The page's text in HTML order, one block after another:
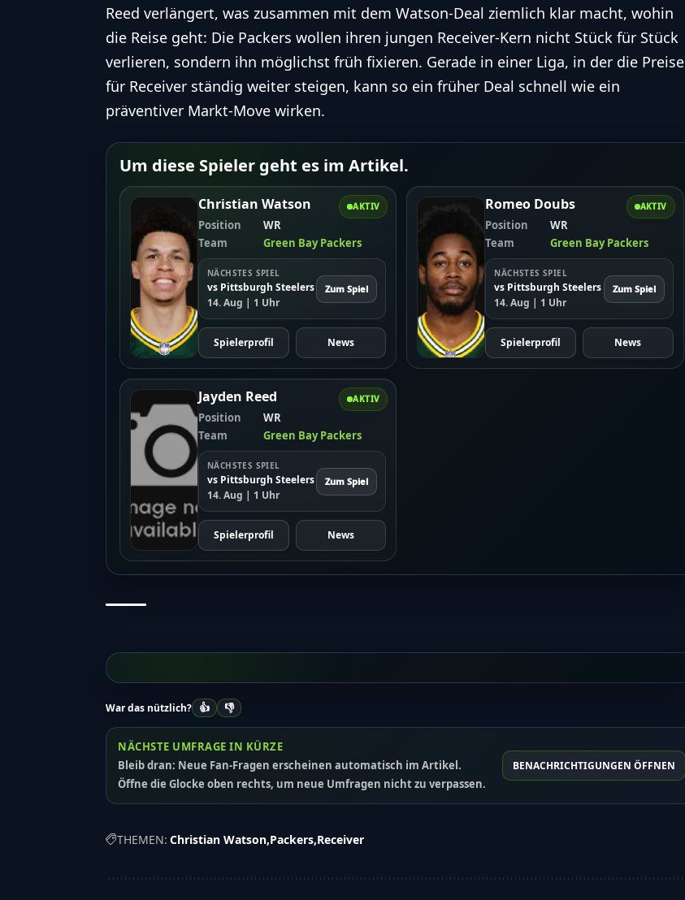
Reed verlängert, was zusammen mit dem Watson-Deal ziemlich klar macht, wohin
die Reise geht: Die Packers wollen ihren jungen Receiver-Kern nicht Stück für Stück
verlieren, sondern ihn möglichst früh fixieren. Gerade in einer Liga, in der die Preise
für Receiver ständig weiter steigen, kann so ein früher Deal schnell wie ein
präventiver Markt-Move wirken.
Um diese Spieler geht es im Artikel.
AKTIV
Christian Watson
Position
WR
Team
Green Bay Packers
NÄCHSTES SPIEL
vs Pittsburgh Steelers
14. Aug | 1 Uhr
Zum Spiel
Spielerprofil News
AKTIV
Romeo Doubs
Position
WR
Team
Green Bay Packers
NÄCHSTES SPIEL
vs Pittsburgh Steelers
14. Aug | 1 Uhr
Zum Spiel
Spielerprofil News
AKTIV
Jayden Reed
Position
WR
Team
Green Bay Packers
NÄCHSTES SPIEL
vs Pittsburgh Steelers
14. Aug | 1 Uhr
Zum Spiel
Spielerprofil News
War das nützlich? 👍 👎
NÄCHSTE UMFRAGE IN KÜRZE
Bleib dran: Neue Fan-Fragen erscheinen automatisch im Artikel.
Öffne die Glocke oben rechts, um neue Umfragen nicht zu verpassen.
BENACHRICHTIGUNGEN ÖFFNEN
THEMEN: Christian Watson Packers Receiver